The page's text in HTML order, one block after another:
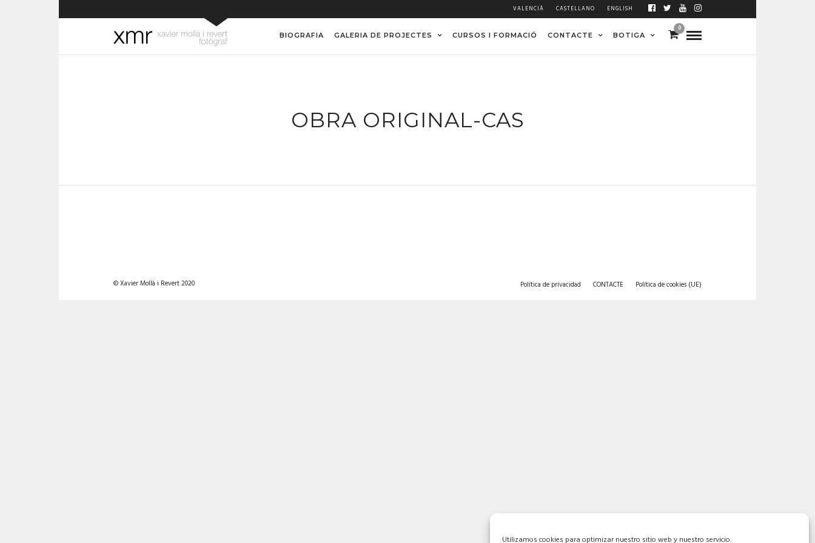
Utilizamos cookies para optimizar nuestro sitio web y nuestro servicio.
VALENCIÀ CASTELLANO ENGLISH
BIOGRAFIA GALERIA DE PROJECTES CURSOS I FORMACIÓ CONTACTE BOTIGA
0
OBRA ORIGINAL-CAS
Política de privacidad CONTACTE Política de cookies (UE)
© Xavier Mollà i Revert 2020